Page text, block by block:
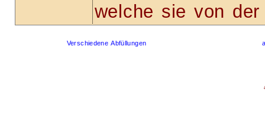
welche sie von
Verschiedene Abfüllungen